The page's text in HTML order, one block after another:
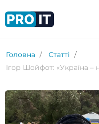
Головна
Статті